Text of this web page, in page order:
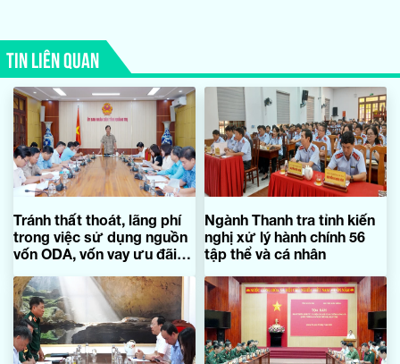
TIN LIÊN QUAN
Tránh thất thoát, lãng phí
trong việc sử dụng nguồn
vốn ODA, vốn vay ưu đãi
Ngành Thanh tra tỉnh kiến
nghị xử lý hành chính 56
tập thể và cá nhân